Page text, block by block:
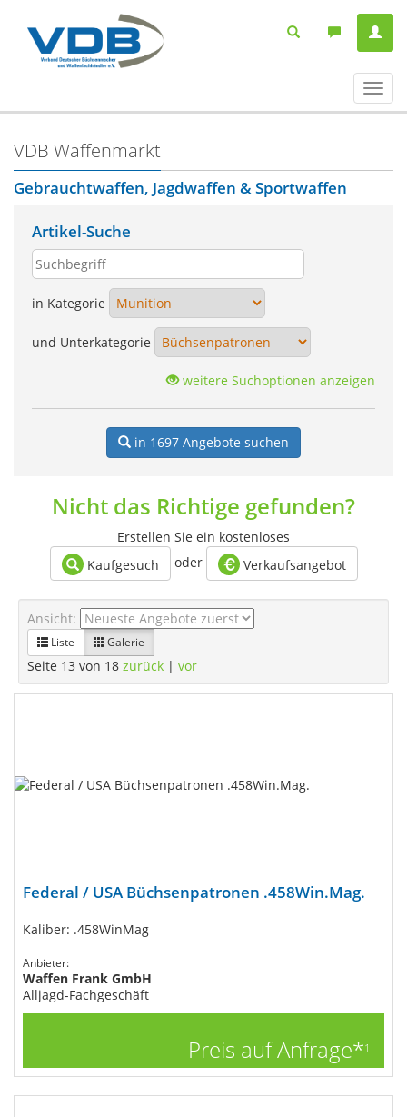
ein-/
VDB Waffenmarkt
Gebrauchtwaffen, Jagdwaffen & Sportwaffen
Artikel-Suche
in Kategorie
und Unterkategorie
weitere Suchoptionen anzeigen
in 1697 Angebote suchen
Nicht das Richtige gefunden?
Erstellen Sie ein kostenloses
Kaufgesuch
oder Verkaufsangebot
Ansicht:
Liste Galerie
Seite 13 von 18 zurück | vor
Federal / USA Büchsenpatronen .458Win.Mag.
Kaliber: .458WinMag
Anbieter:
Waffen Frank GmbH
Alljagd-Fachgeschäft
Preis auf Anfrage*1